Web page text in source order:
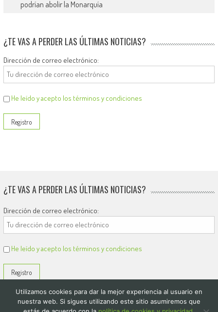
podrían abolir la Monarquía
¿TE VAS A PERDER LAS ÚLTIMAS NOTICIAS?
Dirección de correo electrónico:
He leído y acepto los términos y condiciones
¿TE VAS A PERDER LAS ÚLTIMAS NOTICIAS?
Dirección de correo electrónico:
He leído y acepto los términos y condiciones
Utilizamos cookies para dar la mejor experiencia al usuario en
nuestra web. Si sigues utilizando este sitio asumiremos que